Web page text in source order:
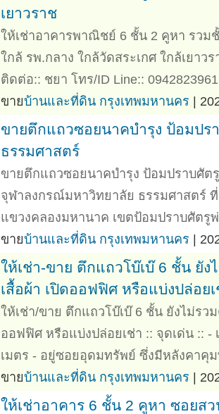
เยาวราช
ให้เช่าอาคารพาณิชย์ 6 ชั้น 2 คูหา รว
ใกล้ รพ.กลาง ใกล้วัดสระเกศ ใกล้เยาว
ติดต่อ:: ชยา โทร/ID Line::
ขายบ้านและที่ดิน กรุงเทพมหานคร |
ขายตึกแถวซอยนาคบำรุง ป้อมปร
ธรรมศาสตร์
ขายตึกแถวซอยนาคบำรุง ป้อมปราบศัต
จุฬาลงกรณ์มหาวิทยาลัย ธรรมศาสตร์
แขวงคลองมหานาค เขตป้อมปราบศัตรู
ขายบ้านและที่ดิน กรุงเทพมหานคร |
ให้เช่า-ขาย ตึกแถวโบ๊เบ๊ 6 ชั้น ยั
เสื้อผ้า เปิดออฟฟิศ หรือแบ่งปล่อย
ให้เช่า/ขาย ตึกแถวโบ๊เบ๊ 6 ชั้น ยังไม่รว
ออฟฟิศ หรือแบ่งปล่อยเช่า :: จุดเด่น ::
เมตร - อยู่ซอยอุดมทรัพย์ ซึ่งมีหลังคาคุ
ขายบ้านและที่ดิน กรุงเทพมหานคร |
ให้เช่าอาคาร 6 ชั้น 2 คูหา ซอยส